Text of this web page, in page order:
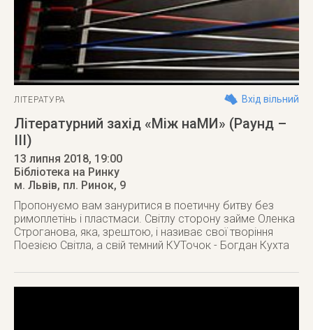
ЛІТЕРАТУРА Вхід вільний
Літературний захід «Між наМИ» (Раунд –
IIІ)
13 липня 2018, 19:00
Бібліотека на Ринку
м. Львів, пл. Ринок, 9
Пропонуємо вам зануритися в поетичну битву без
римоплетінь і пластмаси. Світлу сторону займе Оленка
Строганова, яка, зрештою, і називає свої творіння
Поезією Світла, а свій темний КУТочок - Богдан Кухта